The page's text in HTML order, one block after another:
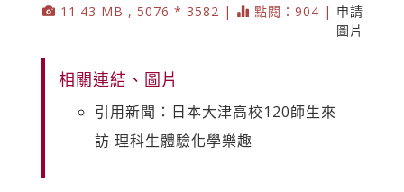
11.43 MB , 5076 * 3582 | 點閱：904 | 申請
圖片
相關連結、圖片
引用新聞：日本大津高校120師生來
訪 理科生體驗化學樂趣